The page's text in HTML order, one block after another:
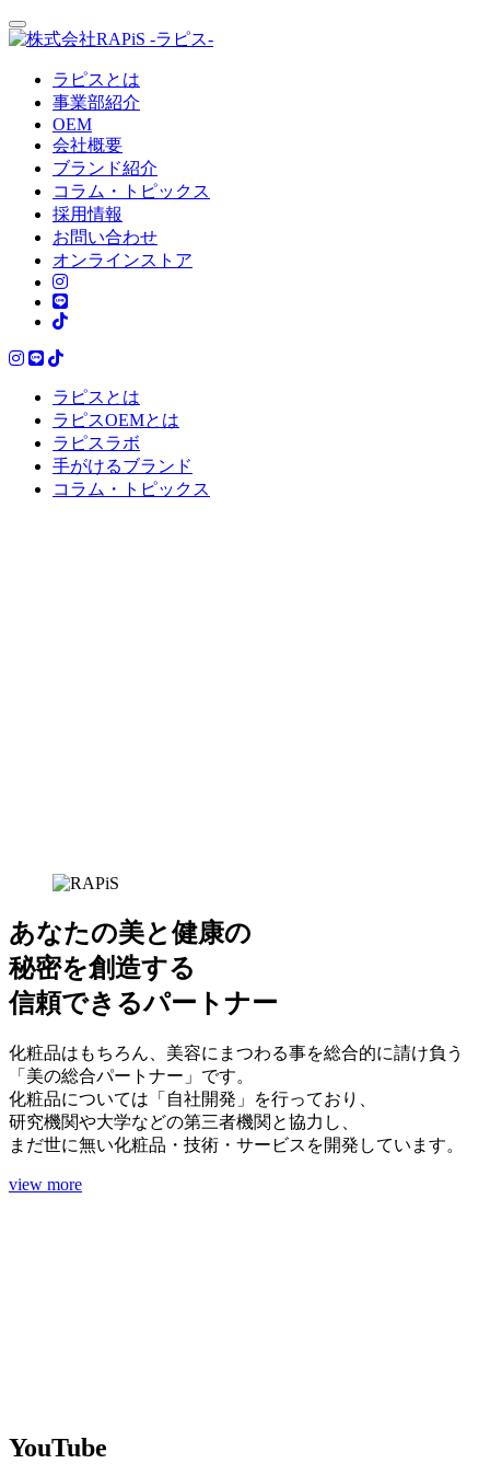
ラピスとは
事業部紹介
OEM
会社概要
ブランド紹介
コラム・トピックス
採用情報
お問い合わせ
オンラインストア
ラピスとは
ラピスOEMとは
ラピスラボ
手がけるブランド
コラム・トピックス
あなたの美と健康の
秘密を創造する
信頼できるパートナー
化粧品はもちろん、美容にまつわる事を総合的に請け負う
「美の総合パートナー」です。
化粧品については「自社開発」を行っており、
研究機関や大学などの第三者機関と協力し、
まだ世に無い化粧品・技術・サービスを開発しています。
view more
YouTube